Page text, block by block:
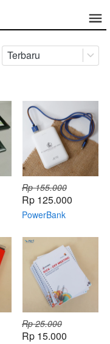
Terbaru
Rp 155.000
Rp 125.000
PowerBank
Rp 25.000
Rp 15.000